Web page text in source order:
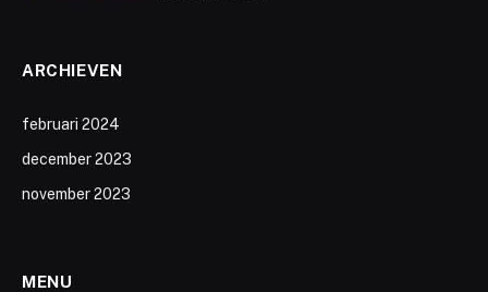
ARCHIEVEN
februari 2024
december 2023
november 2023
MENU